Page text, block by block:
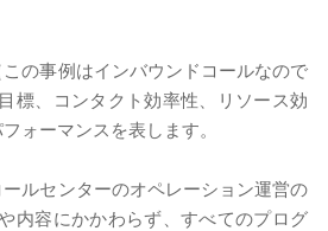
の事例はインバウンドコールなので
標、コンタクト効率性、リソース効
ォーマンスを表します。
ルセンターのオペレーション運営の
内容にかかわらず、すべてのプログ